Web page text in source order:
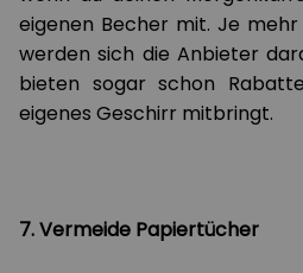
eigenen Becher mit. Je
werden sich die Anbieter
bieten sogar schon
eigenes Geschirr mitbringt.
7. Vermeide Papiertücher